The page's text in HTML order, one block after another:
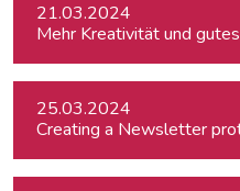
21.03.2024
Mehr Kreativität und
25.03.2024
Creating a Newsletter